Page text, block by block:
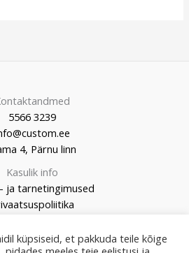
5566 3239
4, Pärnu linn
Kasulik info
ja tarnetingimused
küpsiseid, et pakkuda teile kõige